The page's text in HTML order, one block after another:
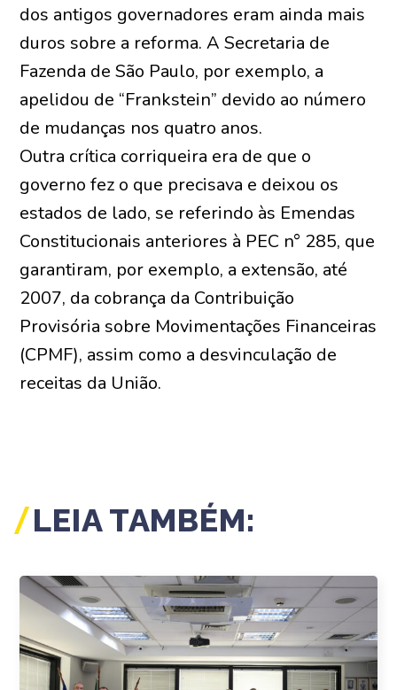
dos antigos governadores eram ainda mais
duros sobre a reforma. A Secretaria de
Fazenda de São Paulo, por exemplo, a
apelidou de “Frankstein” devido ao número
de mudanças nos quatro anos.
Outra crítica corriqueira era de que o
governo fez o que precisava e deixou os
estados de lado, se referindo às Emendas
Constitucionais anteriores à PEC n° 285, que
garantiram, por exemplo, a extensão, até
2007, da cobrança da Contribuição
Provisória sobre Movimentações Financeiras
(CPMF), assim como a desvinculação de
receitas da União.
LEIA TAMBÉM: